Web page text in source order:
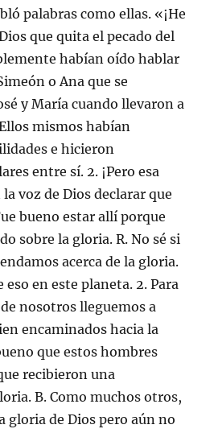
palabras como ellas. «¡He
que quita el pecado del
habían oído hablar
o Ana que se
y María cuando llevaron a
mismos habían
e hicieron
entre sí. 2. ¡Pero esa
voz de Dios declarar que
bueno estar allí porque
sobre la gloria. R. No sé si
acerca de la gloria.
eso en este planeta. 2. Para
nosotros lleguemos a
encaminados hacia la
que estos hombres
recibieron una
B. Como muchos otros,
gloria de Dios pero aún no